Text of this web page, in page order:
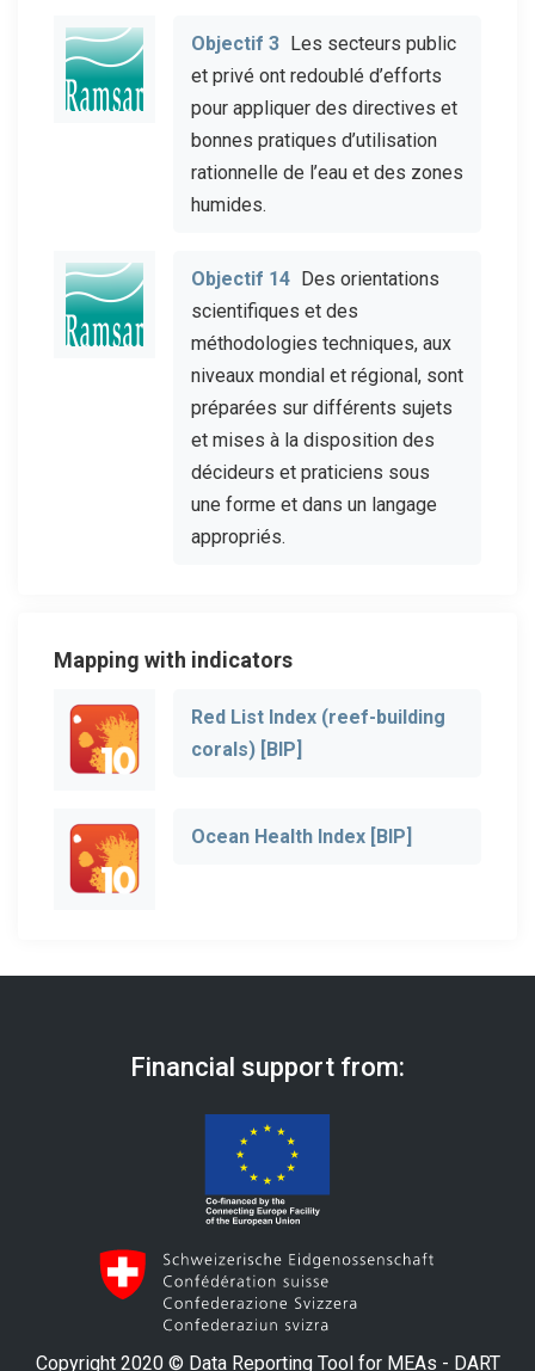
Objectif 3 Les secteurs public
et privé ont redoublé d’efforts
pour appliquer des directives et
bonnes pratiques d’utilisation
rationnelle de l’eau et des zones
humides.
Objectif 14 Des orientations
scientifiques et des
méthodologies techniques, aux
niveaux mondial et régional, sont
préparées sur différents sujets
et mises à la disposition des
décideurs et praticiens sous
une forme et dans un langage
appropriés.
Mapping with indicators
Red List Index (reef-building
corals) [BIP]
Ocean Health Index [BIP]
Financial support from:
Copyright 2020 © Data Reporting Tool for MEAs - DART